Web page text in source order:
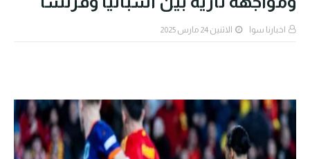
اخبارنا سوا الاثنين 24 مارس 2025